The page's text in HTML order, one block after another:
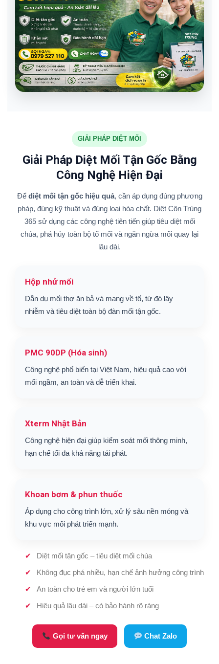
GIẢI PHÁP DIỆT MỐI
Giải Pháp Diệt Mối Tận Gốc Bằng
Công Nghệ Hiện Đại
Để diệt mối tận gốc hiệu quả, cần áp dụng đúng phương
pháp, đúng kỹ thuật và đúng loại hóa chất. Diệt Côn Trùng
365 sử dụng các công nghệ tiên tiến giúp tiêu diệt mối
chúa, phá hủy toàn bộ tổ mối và ngăn ngừa mối quay lại
lâu dài.
Hộp nhử mối
Dẫn dụ mối thợ ăn bả và mang về tổ, từ đó lây
nhiễm và tiêu diệt toàn bộ đàn mối tận gốc.
PMC 90DP (Hóa sinh)
Công nghệ phổ biến tại Việt Nam, hiệu quả cao với
mối ngầm, an toàn và dễ triển khai.
Xterm Nhật Bản
Công nghệ hiện đại giúp kiểm soát mối thông minh,
hạn chế tối đa khả năng tái phát.
Khoan bơm & phun thuốc
Áp dụng cho công trình lớn, xử lý sâu nền móng và
khu vực mối phát triển mạnh.
Diệt mối tận gốc – tiêu diệt mối chúa
Không đục phá nhiều, hạn chế ảnh hưởng công trình
An toàn cho trẻ em và người lớn tuổi
Hiệu quả lâu dài – có bảo hành rõ ràng
Gọi tư vấn ngay Chat Zalo